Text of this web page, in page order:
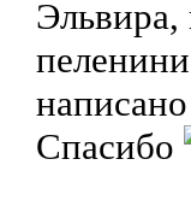
Эльвира,
Спасибо